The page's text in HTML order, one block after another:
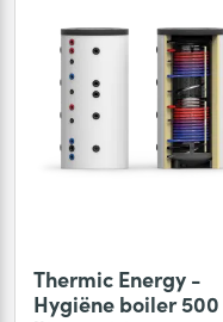
Thermic Energy -
Hygiëne boiler 500